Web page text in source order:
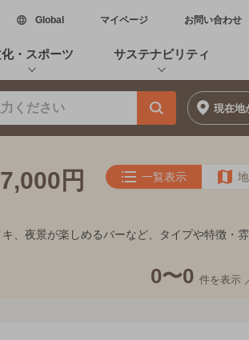
Global新しいウィンドウで開く
マイページ お問い合わせ
・スポーツ サステナビリティ
現在地
円
一覧表示
、夜景が楽しめるバーなど、タイプや特徴・
0〜0 件を表示